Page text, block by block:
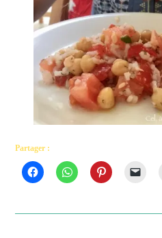
Partager :